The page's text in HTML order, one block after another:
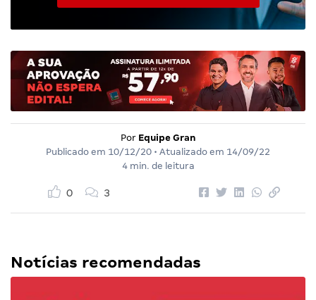
Por Equipe Gran
Publicado em 10/12/20 • Atualizado em 14/09/22
4 min. de leitura
0 3
Notícias recomendadas